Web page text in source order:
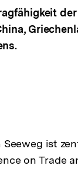
Seeweg ist
on Trade